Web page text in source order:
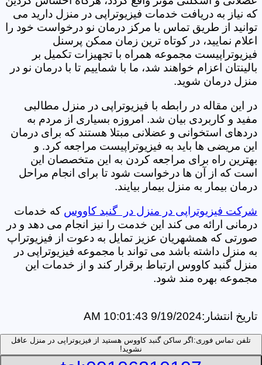
که نیاز به دریافت خدمات فیزیوتراپی در منزل دارید می
توانید از طریق تماس با مرکز درمان نو درخواست خود را
اعلام نمایید، در کوتاه ترین زمان ممکن پرسنل
فیزیوتراپیست مجموعه همراه با تجهیزات تکمیل بر
بالینتان اعزام خواهند شد، ما با شماییم تا با درمان نو در
منزل درمان شوید.
در این مقاله در رابطه با فیزیوتراپی در منزل مطالبی
مفید و کاربردی بیان شد. امروزه بسیاری از مردم به
دردهای استخوانی و عضلانی مبتلا هستند که برای درمان
این مریضی ها باید به فیزیوتراپیست مراجعه کرد. و
بهترین راه برای مراجعه کردن به این متخصصان این
است که از آن ها درخواست شود تا برای انجام مراحل
درمان بیمار به منزل بیمار بیایند.
شرکت فیزیوتراپی در منزل در گنبد کاووس که خدمات
درمانی ارائه می کند این خدمت را نیز انجام می دهد و در
صورتی که همشهریان عزیز تمایل به دعوت از فیزیوتراپ
به منزل داشته باشد می تواند با مجموعه فیزیوتراپی در
منزل گنبد کاووس ارتباط برقرار کند و از خدمات این
مجموعه بهره مند شود.
تاریخ انتشار:9/19/2024 10:01:43 AM
تلفن تماس فوری: اگر ساکن گنبد کاووس هستید از فیزیوتراپی در منزل عافل
نشوید!